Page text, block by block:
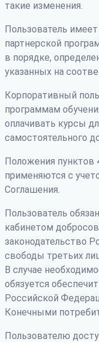
такие изменения.
Пользователь
партнерской
в порядке,
указанных на
Корпоративный
программам
оплачивать курсы
самостоятельного
Положения пунктов
применяются с
Соглашения.
Пользователь
кабинетом
законодательство
свободы третьих
В случае
обязуется
Российской
Конечными
Пользователю